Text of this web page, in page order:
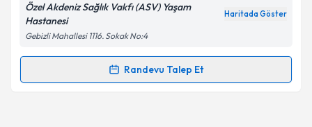
Kişisel verilerimin işlenmesine ilişkin
Aydınlatma
Metni
kapsamda işlenmesini kabul ediyorum.
Takvim Talebini Gönder
Özel Akdeniz Sağlık Vakfı (ASV) Yaşam
Hastanesi
Haritada Göster
Gebizli Mahallesi 1116. Sokak No:4
Randevu Talep Et
Randevu Takvimi Talebi